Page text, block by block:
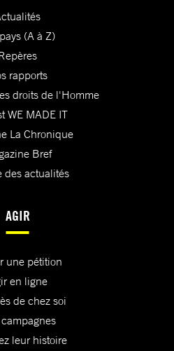
(A à Z)
rapports
droits de l'Homme
WE MADE IT
La Chronique
Bref
des actualités
AGIR
une pétition
en ligne
de chez soi
leur histoire